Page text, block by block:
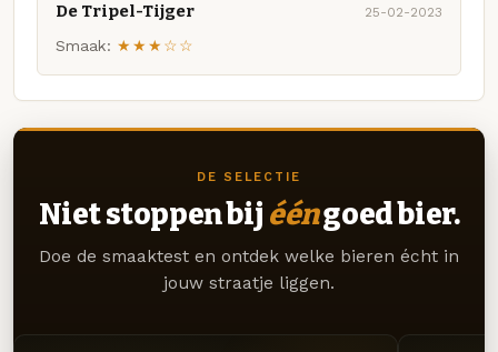
De Tripel-Tijger 25-02-2023
Smaak: ★★★☆☆
DE SELECTIE
Niet stoppen bij ééngoed bier.
Doe de smaaktest en ontdek welke bieren écht in
jouw straatje liggen.